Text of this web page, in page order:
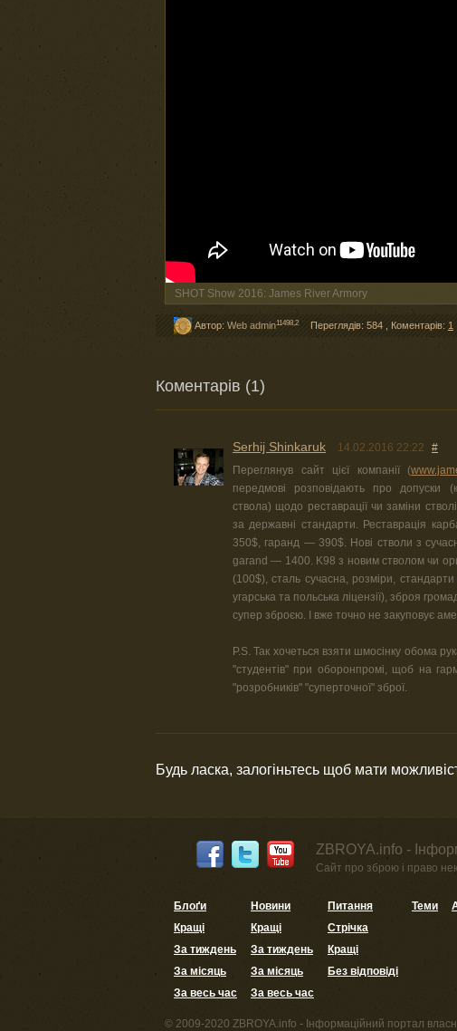
SHOT Show 2016: James River Armory
Автор: Web admin11498,2 Переглядів: 584 Коментарів: 1
Коментарів (1)
Serhij Shinkaruk 14.02.2016 22:22 #
Переглянув сайт цієї компанії (
передмові розповідають про допуски
ствола) щодо реставрації чи заміни
за державні стандарти. Реставрація
350$, гаранд — 390$. Нові стволи з
garand — 1400. K98 з новим стволом чи
(100$), сталь сучасна, розміри,
угарська та польська ліцензії), зброя
супер зброєю. І вже точно не закуповує
P.S. Так хочеться взяти шмосінку обома
"студентів" при оборонпромі, щоб на
"розробників" "суперточної" зброї.
Будь ласка, залогіньтесь щоб мати
ZBROYA.info -
Сайт про зброю і право нею
Блоґи
Кращі
За тиждень
За місяць
За весь час
Новини
Кращі
За тиждень
За місяць
За весь час
Питання
Стрічка
Кращі
Без відповіді
Теми
© 2009-2020 ZBROYA.info - Інформаційний портал